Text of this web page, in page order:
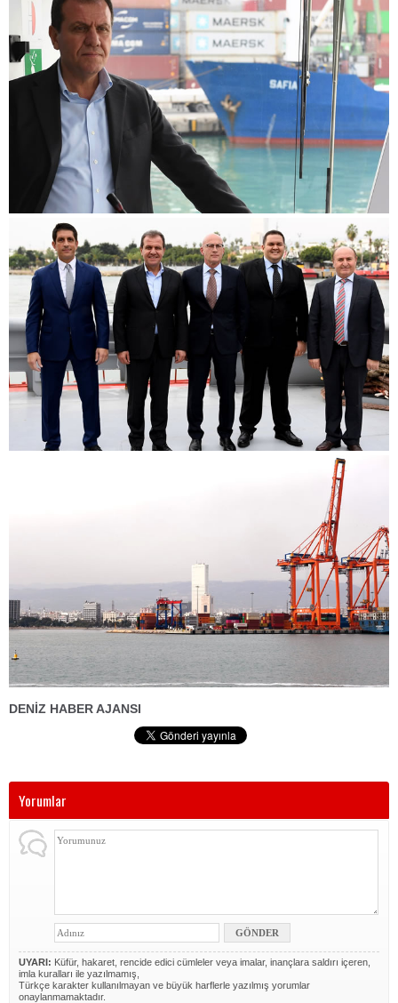
DENİZ HABER AJANSI
Yorumlar
UYARI: Küfür, hakaret, rencide edici cümleler veya imalar, inançlara saldırı içeren,
imla kuralları ile yazılmamış,
Türkçe karakter kullanılmayan ve büyük harflerle yazılmış yorumlar
onaylanmamaktadır.